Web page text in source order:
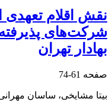
نقش اقلام تعهدی
شرکت‌های
بهادار تهران
صفحه 61-74
بیتا مشایخی، ساسان